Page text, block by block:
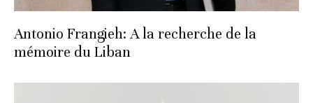
Antonio Frangieh: A la recherche de la
mémoire du Liban